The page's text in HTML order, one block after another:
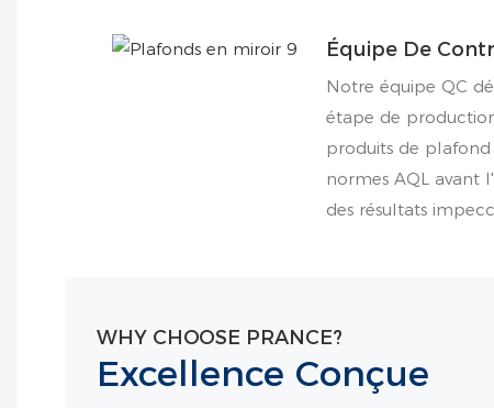
Équipe De
Notre équipe QC
étape de
produits de plafond
normes AQL avant
des résultats
WHY CHOOSE PRANCE?
Excellence Conçue